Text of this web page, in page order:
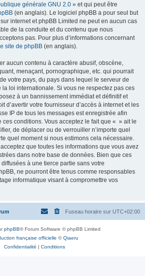
générale GNU 2.0 » et qui peut être
(en anglais). Le logiciel phpBB a pour seul but
internet et phpBB Limited ne peut en aucun cas
de la conduite et du contenu que nous
pas. Pour plus d’informations concernant
le site de phpBB (en anglais).
aucun contenu à caractère abusif, obscène,
menaçant, pornographique, etc. qui pourrait
votre pays, du pays dans lequel le serveur de
loi internationale. Si vous ne respectez pas ces
à un bannissement immédiat et définitif et
d’avertir votre fournisseur d’accès à internet et les
IP de tous les messages est enregistrée afin
ces conditions. Vous acceptez le fait que « » ait le
de déplacer ou de verrouiller n’importe quel
quel moment si nous estimons cela nécessaire.
acceptez que toutes les informations que vous avez
dans notre base de données. Bien que ces
à une tierce partie sans votre
ne pourront être tenus comme responsables
informatique visant à compromettre vos
Fuseau horaire sur UTC+02:00
phpBB® Forum Software © phpBB Limited
française officielle ©Qiaeru
Confidentialité | Conditions